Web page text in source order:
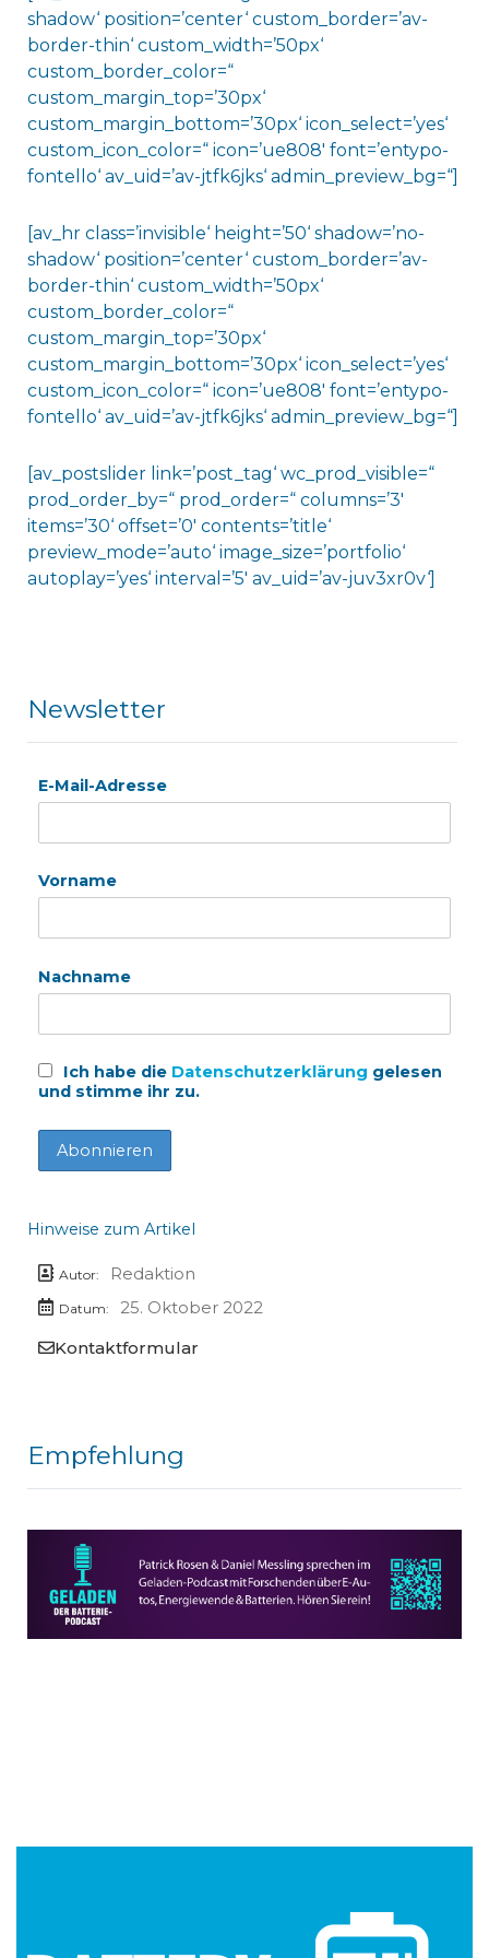
shadow‘ position=’center‘ custom_border=’av-
border-thin‘ custom_width=’50px‘
custom_border_color=“
custom_margin_top=’30px‘
custom_margin_bottom=’30px‘ icon_select=’yes‘
custom_icon_color=“ icon=’ue808′ font=’entypo-
fontello‘ av_uid=’av-jtfk6jks‘ admin_preview_bg=“]
[av_hr class=’invisible‘ height=’50‘ shadow=’no-
shadow‘ position=’center‘ custom_border=’av-
border-thin‘ custom_width=’50px‘
custom_border_color=“
custom_margin_top=’30px‘
custom_margin_bottom=’30px‘ icon_select=’yes‘
custom_icon_color=“ icon=’ue808′ font=’entypo-
fontello‘ av_uid=’av-jtfk6jks‘ admin_preview_bg=“]
[av_postslider link=’post_tag‘ wc_prod_visible=“
prod_order_by=“ prod_order=“ columns=’3′
items=’30‘ offset=’0′ contents=’title‘
preview_mode=’auto‘ image_size=’portfolio‘
autoplay=’yes‘ interval=’5′ av_uid=’av-juv3xr0v‘]
Newsletter
E-Mail-Adresse
Vorname
Nachname
Ich habe die Datenschutzerklärung gelesen
und stimme ihr zu.
Hinweise zum Artikel
Autor: Redaktion
Datum:
25. Oktober 2022
Kontaktformular
Empfehlung